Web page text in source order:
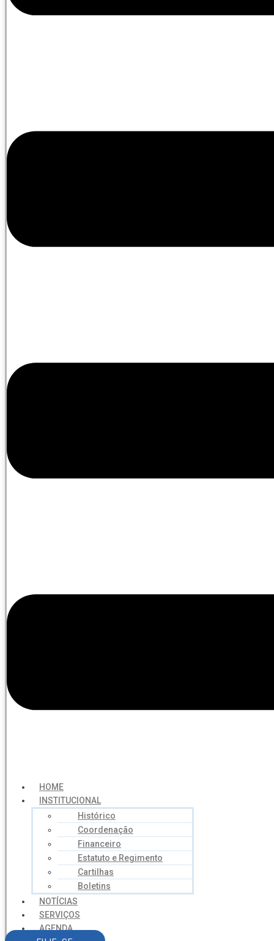
HOME
INSTITUCIONAL
Histórico
Coordenação
Financeiro
Estatuto e Regimento
Cartilhas
Boletins
NOTÍCIAS
SERVIÇOS
AGENDA